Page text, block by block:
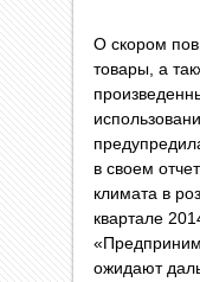
О скором
товары, а
в своем
климата в
квартале
ожидают